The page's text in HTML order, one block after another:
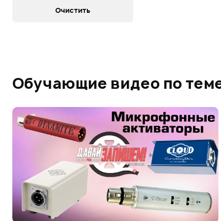
Обучающие видео по